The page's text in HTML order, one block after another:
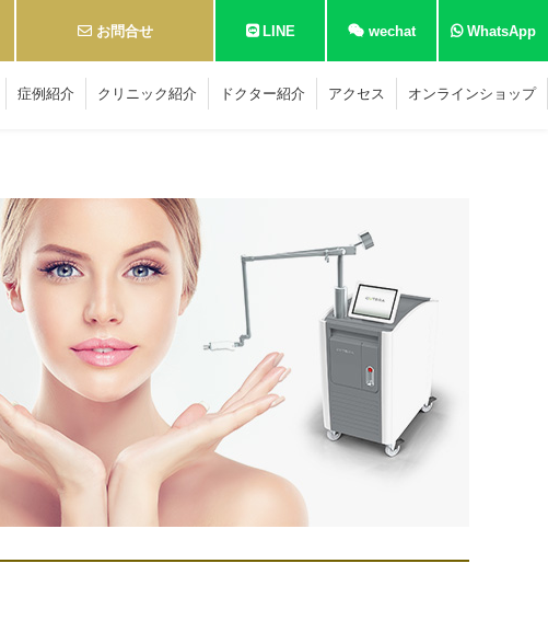
お問合せ LINE wechat WhatsApp
症例紹介 クリニック紹介 ドクター紹介 アクセス オンラインショップ